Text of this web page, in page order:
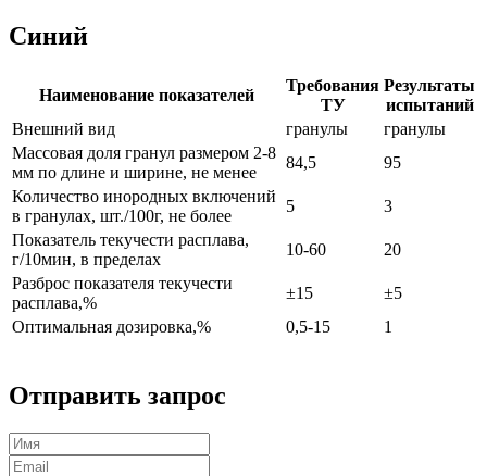
Синий
Наименование показателей
Требования
ТУ
Результаты
испытаний
Внешний вид
гранулы
гранулы
Массовая доля гранул размером 2-8
мм по длине и ширине, не менее
84,5
95
Количество инородных включений
в гранулах, шт./100г, не более
5
3
Показатель текучести расплава,
г/10мин, в пределах
10-60
20
Разброс показателя текучести
расплава,%
±15
±5
Оптимальная дозировка,%
0,5-15 1
Отправить запрос